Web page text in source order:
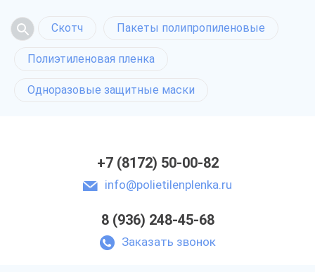
Скотч Пакеты полипропиленовые
Полиэтиленовая пленка
Одноразовые защитные маски
+7 (8172) 50-00-82
info@polietilenplenka.ru
8 (936) 248-45-68
Заказать звонок